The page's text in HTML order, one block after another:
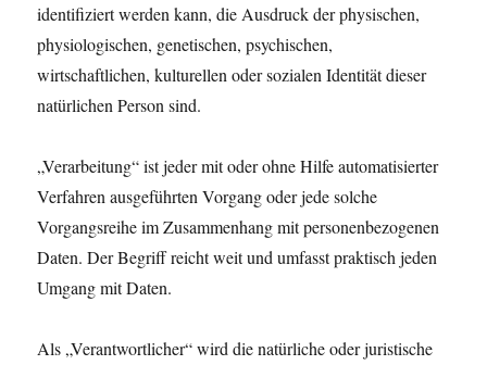
identifiziert werden kann, die Ausdruck der physischen,
physiologischen, genetischen, psychischen,
wirtschaftlichen, kulturellen oder sozialen Identität dieser
natürlichen Person sind.
„Verarbeitung“ ist jeder mit oder ohne Hilfe automatisierter
Verfahren ausgeführten Vorgang oder jede solche
Vorgangsreihe im Zusammenhang mit personenbezogenen
Daten. Der Begriff reicht weit und umfasst praktisch jeden
Umgang mit Daten.
Als „Verantwortlicher“ wird die natürliche oder juristische